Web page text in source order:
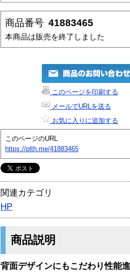
商品番号 41883465
本商品は販売を終了しました
このページを印刷する
メールでURLを送る
お気に入りに追加する
このページのURL
https://plth.me/41883465
関連カテゴリ
HP
商品説明
背面デザインにもこだわり性能